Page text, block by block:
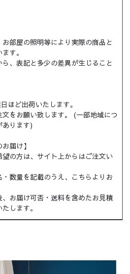
部屋の照明等により実際の商品と
す。
、表記と多少の差異が生じること
ほど出荷いたします。
をお願い致します。 (一部地域につ
あります)
届け】
の方は、サイト上からはご注文い
数量を記載のうえ、こちらよりお
お届け可否・送料を含めたお見積
します。